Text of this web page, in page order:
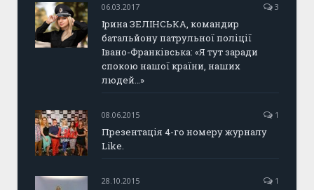
06.03.2017 3
Ірина ЗЕЛІНСЬКА, командир
батальйону патрульної поліції
Івано-Франківська: «Я тут заради
спокою нашої країни, наших
людей…»
08.06.2015 1
Презентація 4-го номеру журналу
Like.
28.10.2015 1